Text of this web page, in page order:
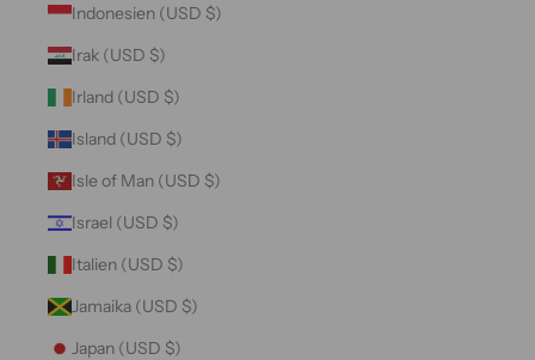
Indonesien (USD $)
Irak (USD $)
Irland (USD $)
Island (USD $)
Isle of Man (USD $)
Israel (USD $)
Italien (USD $)
Jamaika (USD $)
Japan (USD $)